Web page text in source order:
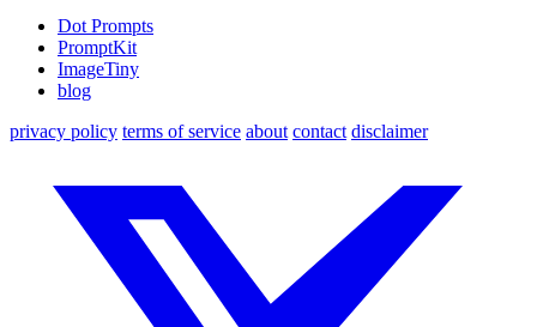
Dot Prompts
PromptKit
ImageTiny
blog
privacy policy terms of service about contact disclaimer